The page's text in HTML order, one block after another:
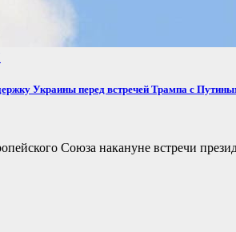
Украины перед встречей Трампа с
Союза накануне встречи